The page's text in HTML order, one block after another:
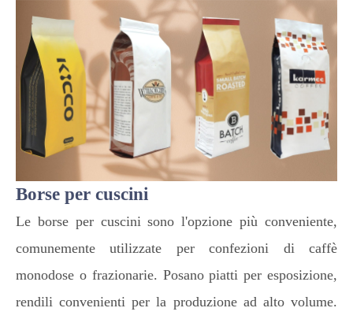
Borse per cuscini
Le borse per cuscini sono l'opzione più conveniente,
comunemente utilizzate per confezioni di caffè
monodose o frazionarie. Posano piatti per esposizione,
rendili convenienti per la produzione ad alto volume.